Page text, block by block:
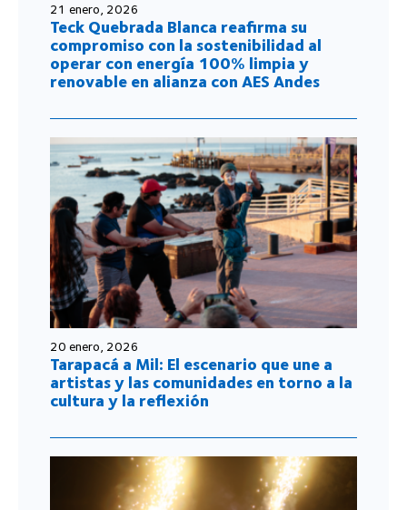
21 enero, 2026
Teck Quebrada Blanca reafirma su
compromiso con la sostenibilidad al
operar con energía 100% limpia y
renovable en alianza con AES Andes
20 enero, 2026
Tarapacá a Mil: El escenario que une a
artistas y las comunidades en torno a la
cultura y la reflexión